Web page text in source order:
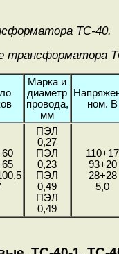
ТС-40.
трансформатора
Марка и
диаметр
провода,
мм
ном. В
ПЭЛ
0,27
ПЭЛ
0,23
ПЭЛ
0,49
ПЭЛ
0,49
110+17
93+20
28+28
5,0